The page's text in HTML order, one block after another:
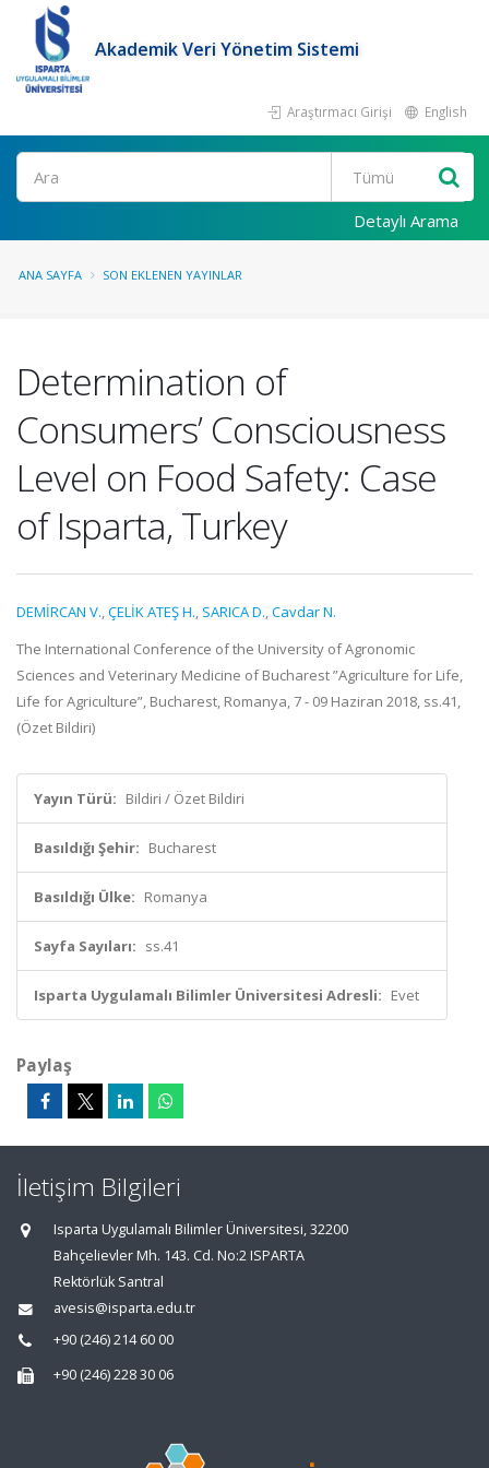
Akademik Veri Yönetim Sistemi
Araştırmacı Girişi English
Ara
Detaylı Arama
ANA SAYFA SON EKLENEN YAYINLAR
Determination of
Consumers’ Consciousness
Level on Food Safety: Case
of Isparta, Turkey
DEMİRCAN V.,ÇELİK ATEŞ H., SARICA D.,Cavdar N.
The International Conference of the University of Agronomic
Sciences and Veterinary Medicine of Bucharest ”Agriculture for Life,
Life for Agriculture”, Bucharest, Romanya, 7 - 09 Haziran 2018, ss.41,
(Özet Bildiri)
Yayın Türü: Bildiri / Özet Bildiri
Basıldığı Şehir: Bucharest
Basıldığı Ülke: Romanya
Sayfa Sayıları: ss.41
Isparta Uygulamalı Bilimler Üniversitesi Adresli: Evet
Paylaş
İletişim Bilgileri
Isparta Uygulamalı Bilimler Üniversitesi, 32200
Bahçelievler Mh. 143. Cd. No:2 ISPARTA
Rektörlük Santral
avesis@isparta.edu.tr
+90 (246) 214 60 00
+90 (246) 228 30 06